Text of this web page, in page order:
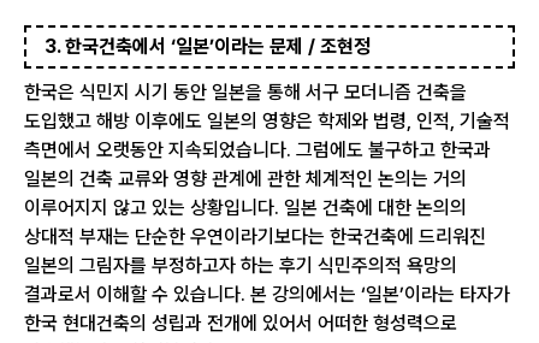
3. 한국건축에서 ‘일본’이라는 문제 / 조현정
한국은 식민지 시기 동안 일본을 통해 서구 모더니즘 건축을
도입했고 해방 이후에도 일본의 영향은 학제와 법령, 인적, 기술적
측면에서 오랫동안 지속되었습니다. 그럼에도 불구하고 한국과
일본의 건축 교류와 영향 관계에 관한 체계적인 논의는 거의
이루어지지 않고 있는 상황입니다. 일본 건축에 대한 논의의
상대적 부재는 단순한 우연이라기보다는 한국건축에 드리워진
일본의 그림자를 부정하고자 하는 후기 식민주의적 욕망의
결과로서 이해할 수 있습니다. 본 강의에서는 ‘일본’이라는 타자가
한국 현대건축의 성립과 전개에 있어서 어떠한 형성력으로